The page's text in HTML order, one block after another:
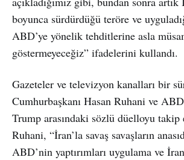
boyunca sürdürdüğü teröre ve
ABD’ye yönelik tehditlerine asla
göstermeyeceğiz” ifadelerini kullandı.
Gazeteler ve televizyon kanalları bir
Cumhurbaşkanı Hasan Ruhani ve
Trump arasındaki sözlü düelloyu takip
Ruhani, “İran’la savaş savaşların
ABD’nin yaptırımları uygulama ve